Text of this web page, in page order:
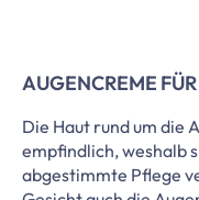
AUGENCREME
Die Haut rund um die
empfindlich, weshalb
abgestimmte Pflege